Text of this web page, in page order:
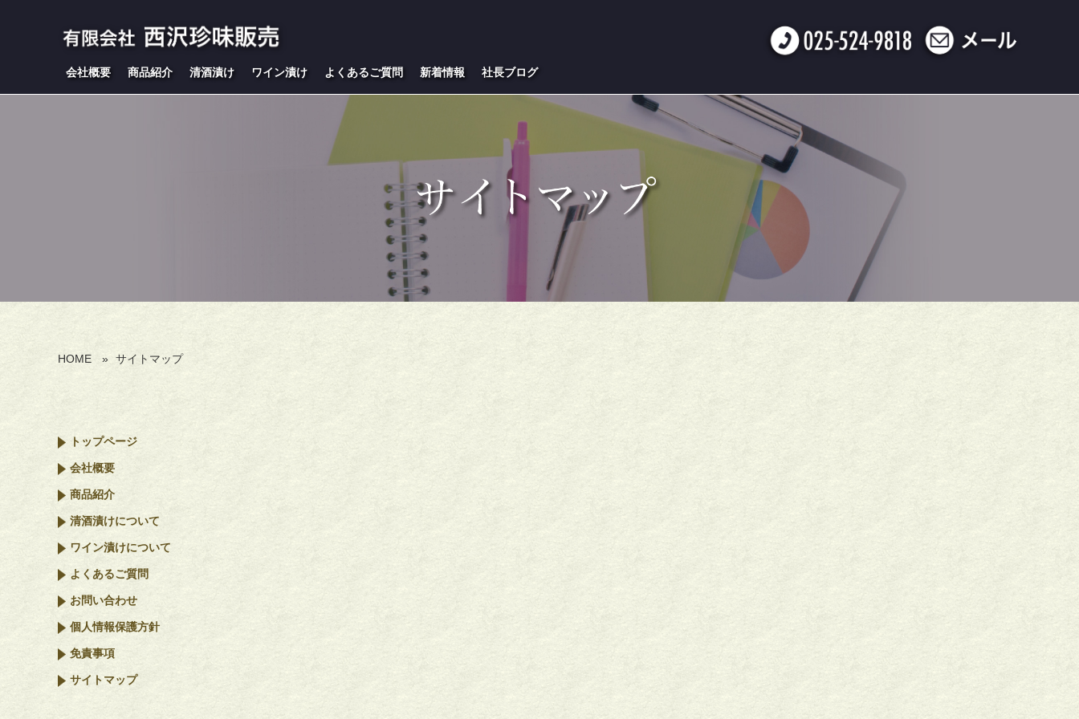
会社概要 商品紹介 清酒漬け ワイン漬け よくあるご質問 新着情報 社長ブログ
HOME » サイトマップ
トップページ
会社概要
商品紹介
清酒漬けについて
ワイン漬けについて
よくあるご質問
お問い合わせ
個人情報保護方針
免責事項
サイトマップ